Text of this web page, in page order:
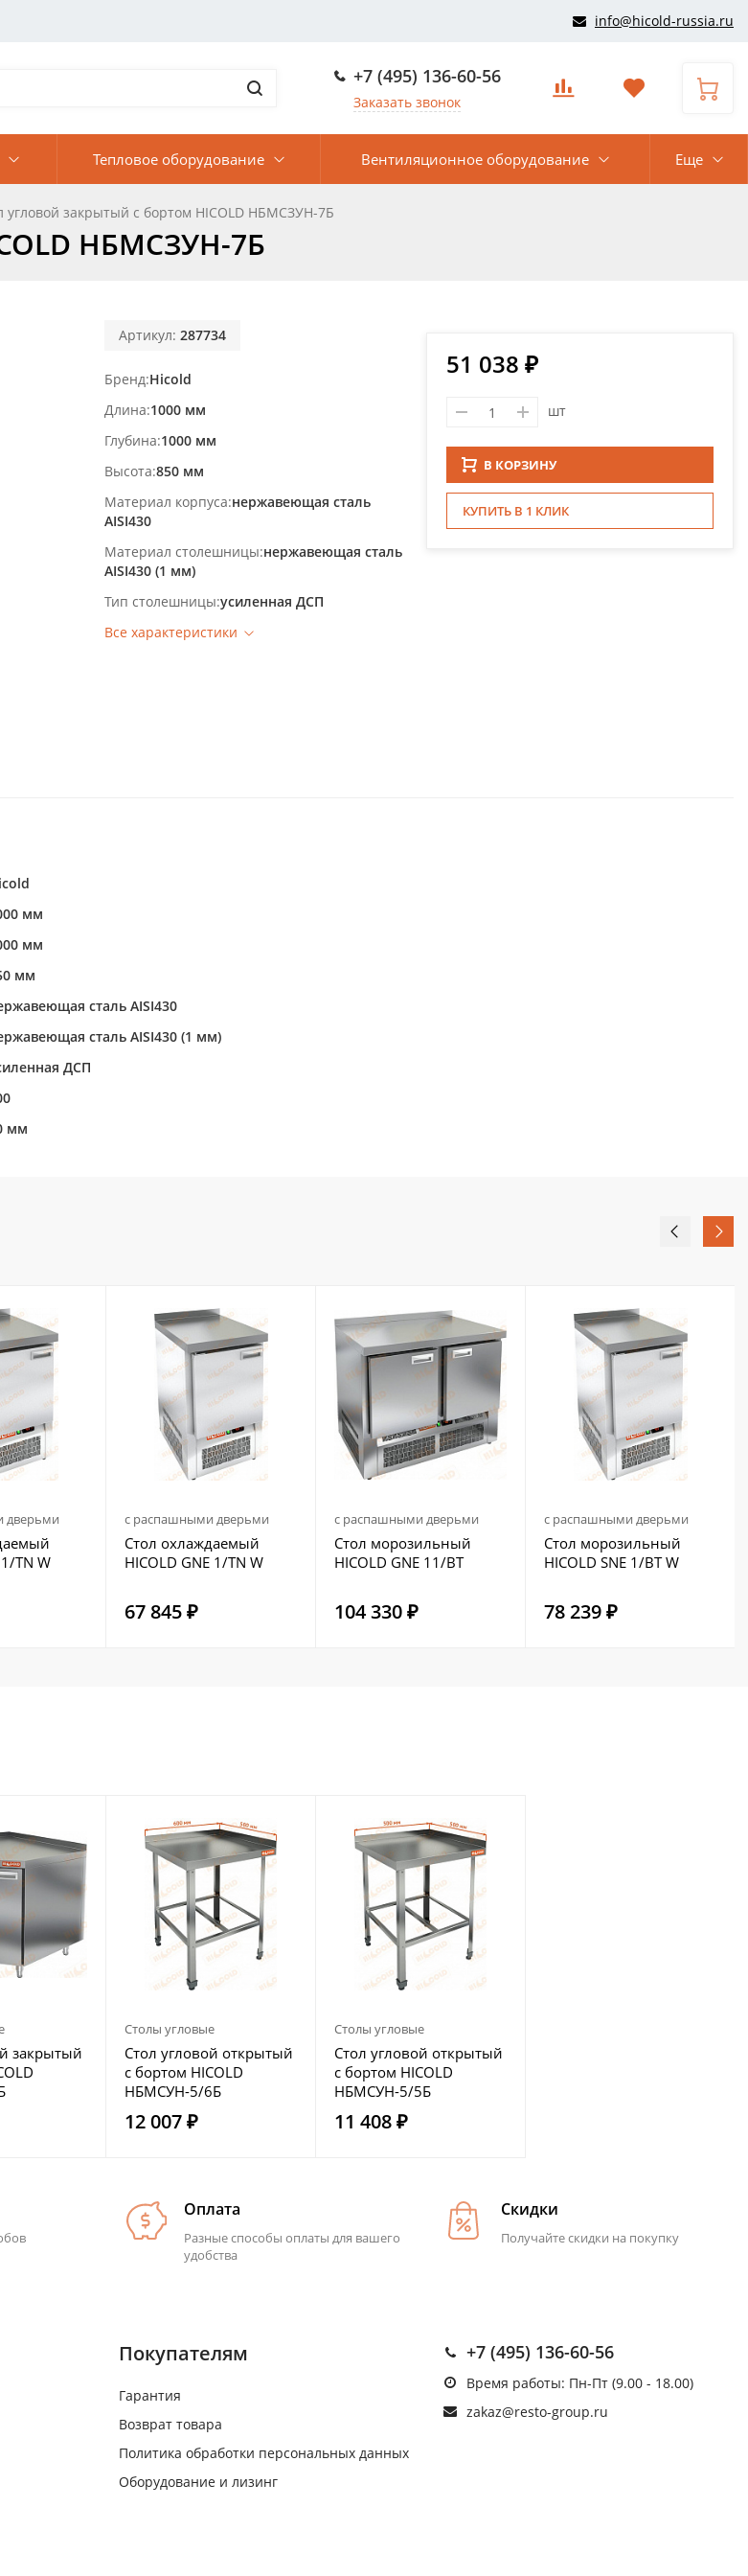
info@hicold-russia.ru
+7 (495) 136-60-56
Заказать звонок
Тепловое оборудование Вентиляционное оборудование Еще
угловой закрытый с бортом HICOLD НБМСЗУН-7Б
НБМСЗУН-7Б
Артикул: 287734
Бренд Hicold
Длина 1000 мм
Глубина 1000 мм
Высота 850 мм
Материал корпуса нержавеющая сталь
AISI430
Материал столешницы нержавеющая сталь
AISI430 (1 мм)
Тип столешницы усиленная ДСП
Все характеристики
51 038 ₽
шт
В КОРЗИНУ
КУПИТЬ В 1 КЛИК
мм
мм
мм
сталь AISI430
сталь AISI430 (1 мм)
ДСП
мм
дверьми
TN W
с распашными дверьми
Стол охлаждаемый
HICOLD GNE 1/TN W
67 845 ₽
с распашными дверьми
Стол морозильный
HICOLD GNE 11/BT
104 330 ₽
с распашными дверьми
Стол морозильный
HICOLD SNE 1/BT W
78 239 ₽
закрытый
Столы угловые
Стол угловой открытый
с бортом HICOLD
НБМСУН-5/6Б
12 007 ₽
Столы угловые
Стол угловой открытый
с бортом HICOLD
НБМСУН-5/5Б
11 408 ₽
Оплата
Разные способы оплаты для вашего
удобства
Скидки
Получайте скидки на покупку
Покупателям
Гарантия
Возврат товара
Политика обработки персональных данных
Оборудование и лизинг
+7 (495) 136-60-56
Время работы: Пн-Пт (9.00 - 18.00)
zakaz@resto-group.ru